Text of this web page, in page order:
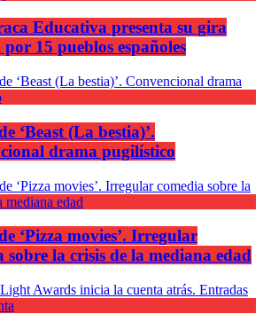
Educativa presenta su gira
15 pueblos españoles
‘Beast (La bestia)’.
drama pugilístico
‘Pizza movies’. Irregular
sobre la crisis de la mediana edad